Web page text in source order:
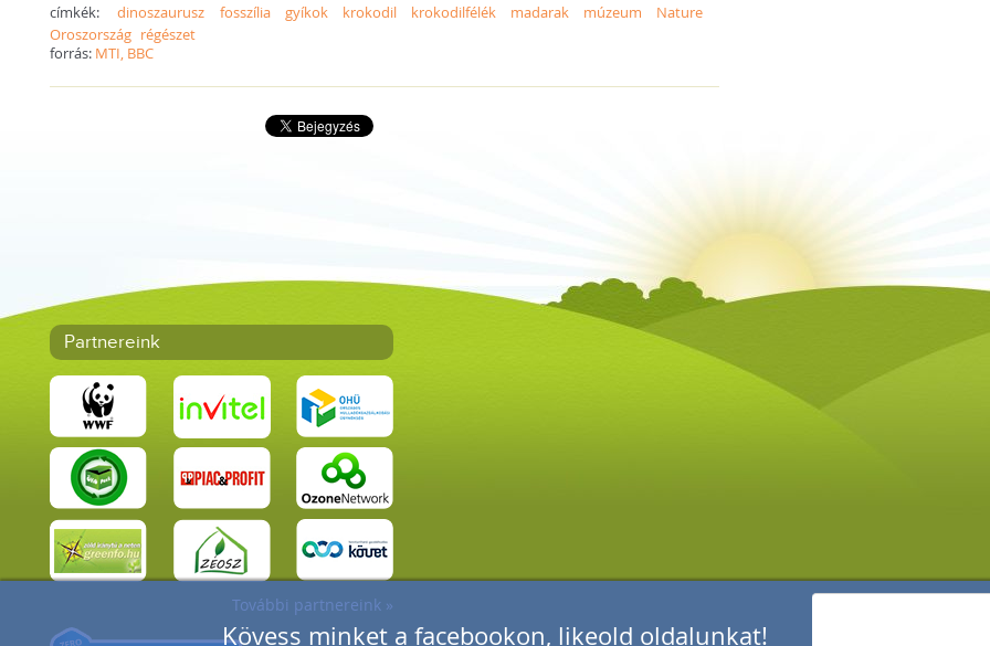
Kövess minket a facebookon, likeold oldalunkat!
címkék:dinoszaurusz fosszília gyíkok krokodil krokodilfélék madarak múzeum
Nature
Oroszország régészet
forrás: MTI, BBC
Partnereink
További partnereink »